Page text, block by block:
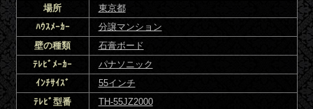
場所
東京都
ﾊｳｽﾒｰｶｰ
分譲マンション
壁の種類
石膏ボード
ﾃﾚﾋﾞﾒｰｶｰ
パナソニック
ｲﾝﾁｻｲｽﾞ
55インチ
ﾃﾚﾋﾞ型番
TH-55JZ2000